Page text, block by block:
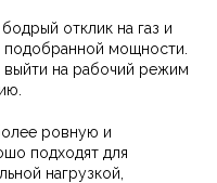
отклик на газ и
подобранной мощности.
на рабочий режим
ровную и
подходят для
нагрузкой,